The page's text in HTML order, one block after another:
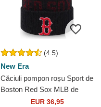
(4.5)
New Era
Căciuli pompon roșu Sport de
Boston Red Sox MLB de
EUR 36,95